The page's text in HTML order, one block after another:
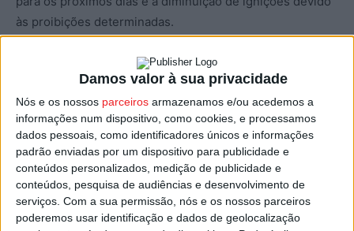
Damos valor à sua privacidade
Nós e os nossos parceiros armazenamos e/ou acedemos a
informações num dispositivo, como cookies, e processamos
dados pessoais, como identificadores únicos e informações
padrão enviadas por um dispositivo para publicidade e
conteúdos personalizados, medição de publicidade e
conteúdos, pesquisa de audiências e desenvolvimento de
serviços. Com a sua permissão, nós e os nossos parceiros
poderemos usar identificação e dados de geolocalização
às proibições determinadas.
“Verificou-se que a vigência da situação de alerta e as
respetivas proibições contribuíram efetivamente para
uma redução do número de ignições”, sublinhou a
ministra.
A situação de alerta foi declarada pelo Governo, pela
primeira vez este ano, no passado sábado e a tutela
mantém agora as proibições determinadas na semana
passada.